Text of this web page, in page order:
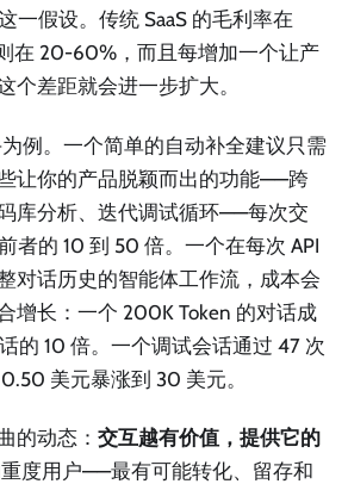
一假设。传统 SaaS 的毛利率在
在 20-60%，而且每增加一个让产
个差距就会进一步扩大。
例。一个简单的自动补全建议只需
让你的产品脱颖而出的功能——跨
库分析、迭代调试循环——每次交
者的 10 到 50 倍。一个在每次 API
对话历史的智能体工作流，成本会
增长：一个 200K Token 的对话成
的 10 倍。一个调试会话通过 47 次
美元暴涨到 30 美元。
的动态： 交互越有价值，提供它的
度用户——最有可能转化、留存和